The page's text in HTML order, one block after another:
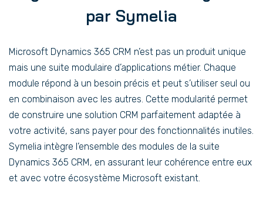
par Symelia
Microsoft Dynamics 365 CRM n’est pas un produit unique
mais une suite modulaire d’applications métier. Chaque
module répond à un besoin précis et peut s’utiliser seul ou
en combinaison avec les autres. Cette modularité permet
de construire une solution CRM parfaitement adaptée à
votre activité, sans payer pour des fonctionnalités inutiles.
Symelia intègre l’ensemble des modules de la suite
Dynamics 365 CRM, en assurant leur cohérence entre eux
et avec votre écosystème Microsoft existant.